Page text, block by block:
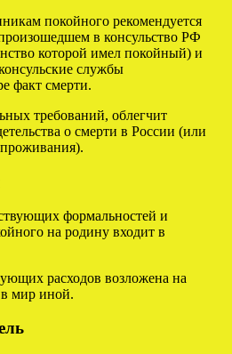
покойного рекомендуется
в консульство РФ
которой имел покойный) и
службы
факт смерти.
требований, облегчит
о смерти в России (или
формальностей и
на родину входит в
расходов возложена на
мир иной.